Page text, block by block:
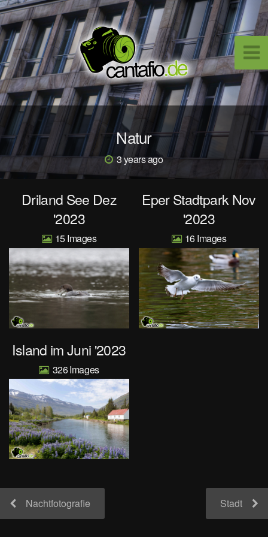
Natur
3 years ago
Driland See Dez
'2023
15
Eper Stadtpark Nov
'2023
16
Island im Juni '2023
326
Nachtfotografie Stadt